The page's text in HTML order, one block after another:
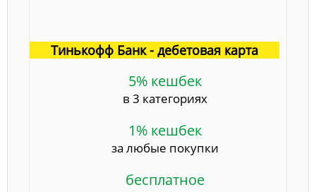
Тинькофф Банк - дебетовая карта
5% кешбек
в 3 категориях
1% кешбек
за любые покупки
бесплатное